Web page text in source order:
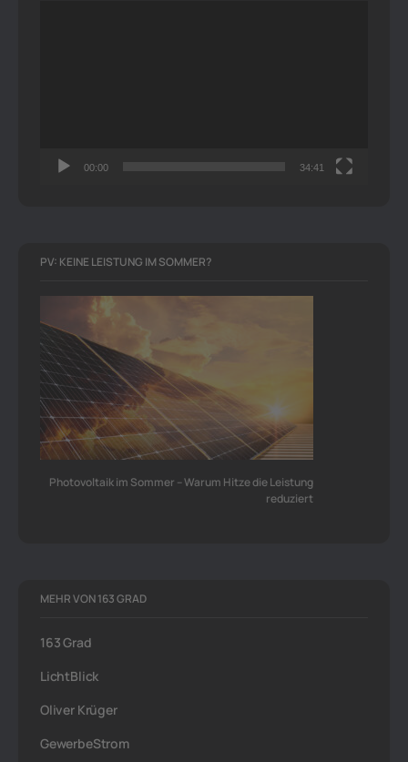
00:00 34:41
PV: KEINE LEISTUNG IM SOMMER?
Photovoltaik im Sommer – Warum Hitze die Leistung
reduziert
MEHR VON 163 GRAD
163 Grad
LichtBlick
Oliver Krüger
GewerbeStrom